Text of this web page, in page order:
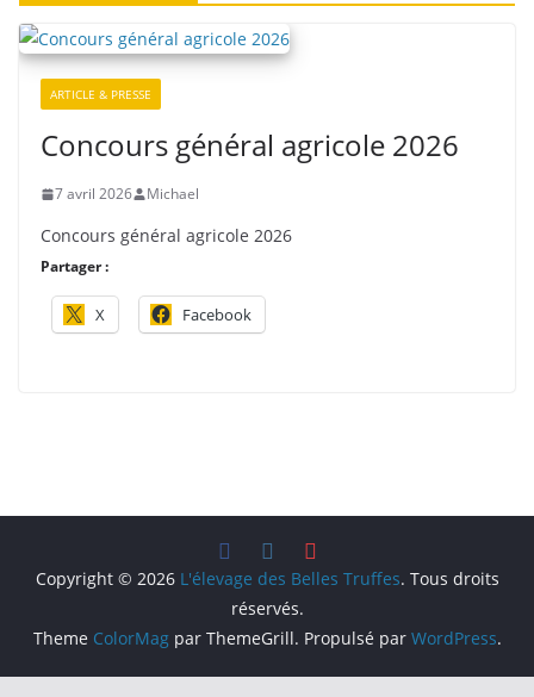
ARTICLE & PRESSE
Concours général agricole 2026
7 avril 2026 Michael
Concours général agricole 2026
Partager :
X Facebook
Copyright © 2026 L'élevage des Belles Truffes. Tous droits
réservés.
Theme ColorMagpar ThemeGrill. Propulsé par WordPress.